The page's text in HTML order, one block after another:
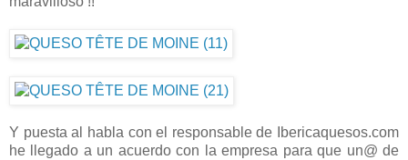
Y puesta al habla con el responsable de Ibericaquesos.com
he llegado a un acuerdo con la empresa para que un@ de